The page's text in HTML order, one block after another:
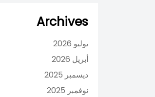
Archives
يوليو 2026
أبريل 2026
ديسمبر 2025
نوفمبر 2025